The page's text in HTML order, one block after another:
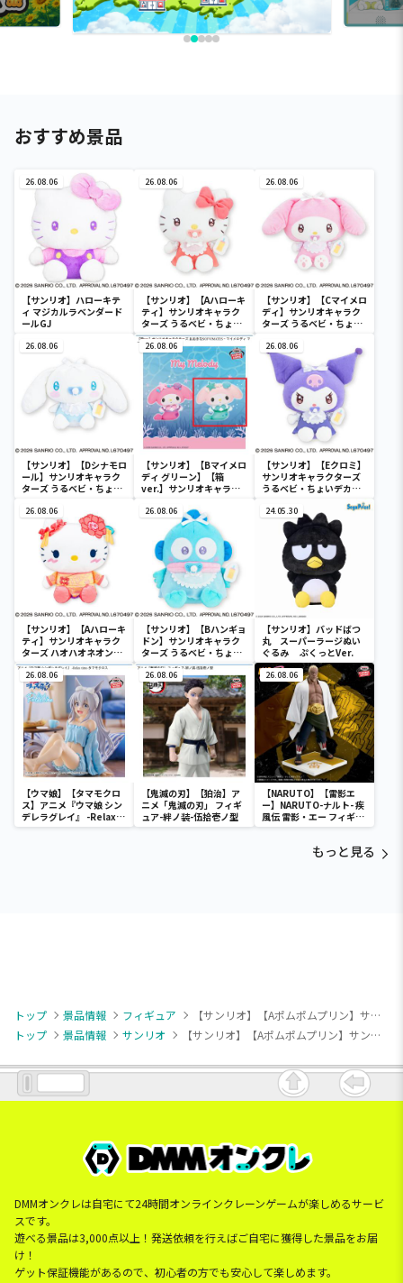
おすすめ景品
26.08.06
【サンリオ】ハローキテ
ィ マジカルラベンダード
ールGJ
26.08.06
【サンリオ】【Aハローキ
ティ】サンリオキャラク
ターズ うるベビ・ちょい
デカドール
26.08.06
【サンリオ】【Cマイメロ
ディ】サンリオキャラク
ターズ うるベビ・ちょい
26.08.06
【サンリオ】【Dシナモロ
ール】サンリオキャラク
ターズ うるベビ・ちょい
26.08.06
【サンリオ】【Bマイメロ
ディ グリーン】【箱
ver.】サンリオキャラク
SOFVIMATES～マイメロ
ディ マーメイドver. ～
26.08.06
【サンリオ】【Eクロミ】
サンリオキャラクターズ
うるベビ・ちょいデカド
26.08.06
【サンリオ】【Aハローキ
ティ】サンリオキャラク
ターズ ハオハオネオンタ
ウンドールBIGタイプ1
26.08.06
【サンリオ】【Bハンギョ
ドン】サンリオキャラク
ターズ うるベビ・ちょい
デカドール
24.05.30
【サンリオ】バッドばつ
丸 スーパーラージぬい
ぐるみ ぷくっとVer.
26.08.06
【ウマ娘】【タマモクロ
ス】アニメ『ウマ娘 シン
デレラグレイ』 -Relax
time-タマモクロス
26.08.06
【鬼滅の刃】【狛治】ア
ニメ「鬼滅の刃」 フィギ
ュア-絆ノ装-伍拾壱ノ型
26.08.06
【NARUTO】【雷影エ
ー】NARUTO-ナルト- 疾
風伝 雷影・エー フィギュ
ア～五影集結…!!～
もっと見る
トップ 景品情報 フィギュア
【サンリオ】【Aポムポムプリン】サンリオキャラクターズ コンセプトフィギュア ようこそマイルームマンション④
トップ
景品情報 サンリオ 【サンリオ】【Aポムポムプリン】サンリオキャラクターズ コンセプトフィギュア ようこそマイルームマンション④
DMMオンクレは自宅にて24時間オンラインクレーンゲームが楽しめるサービ
スです。
遊べる景品は3,000点以上！発送依頼を行えばご自宅に獲得した景品をお届
け！
ゲット保証機能があるので、初心者の方でも安心して楽しめます。